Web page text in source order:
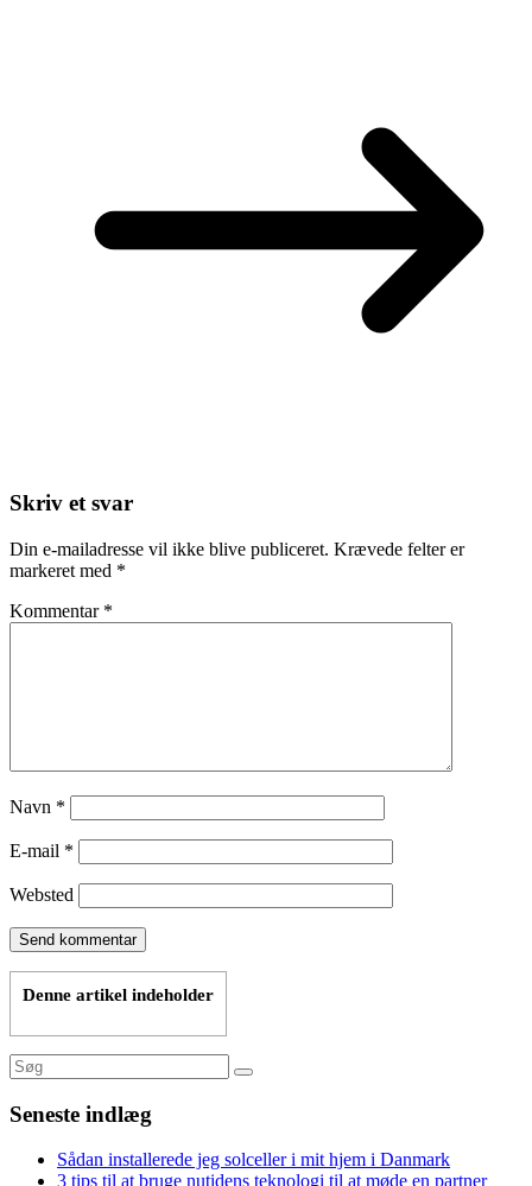
Skriv et svar
Din e-mailadresse vil ikke blive publiceret. Krævede felter er
markeret med *
Kommentar *
Navn *
E-mail *
Websted
Denne artikel indeholder
Seneste indlæg
Sådan installerede jeg solceller i mit hjem i Danmark
3 tips til at bruge nutidens teknologi til at møde en partner